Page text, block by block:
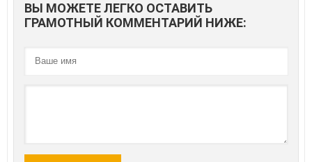
ВЫ МОЖЕТЕ ЛЕГКО ОСТАВИТЬ
ГРАМОТНЫЙ КОММЕНТАРИЙ НИЖЕ: